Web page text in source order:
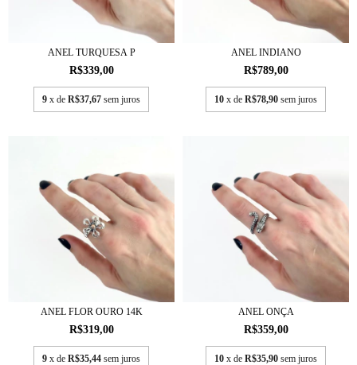
ANEL TURQUESA P
R$339,00
9 x de R$37,67 sem juros
ANEL INDIANO
R$789,00
10 x de R$78,90 sem juros
ANEL FLOR OURO 14K
R$319,00
9 x de R$35,44 sem juros
ANEL ONÇA
R$359,00
10 x de R$35,90 sem juros